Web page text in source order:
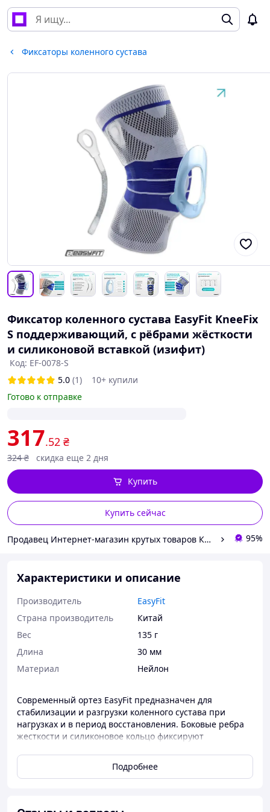
Фиксаторы коленного сустава
Фиксатор коленного сустава EasyFit KneeFix
S поддерживающий, с рёбрами жёсткости
и силиконовой вставкой (изифит)
Код: EF-0078-S
5.0 (1)
10+ купили
Готово к отправке
317.52 ₴
324 ₴ скидка еще 2 дня
Купить сейчас
Купить
Продавец Интернет-магазин крутых товаров КРУТО! 95%
Характеристики и описание
Производитель
EasyFit
Страна производитель
Китай
Вес
135 г
Длина
30 мм
Материал
Нейлон
Современный ортез EasyFit предназначен для
стабилизации и разгрузки коленного сустава при
нагрузках и в период восстановления. Боковые ребра
жесткости и силиконовое кольцо фиксируют
положение.
Компрессионная ткань с 3D-плетением плотно
Подробнее